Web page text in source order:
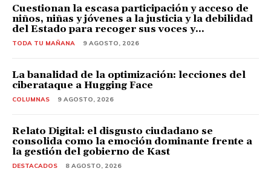
Cuestionan la escasa participación y acceso de
niños, niñas y jóvenes a la justicia y la debilidad
del Estado para recoger sus voces y...
TODA TU MAÑANA 9 AGOSTO, 2026
La banalidad de la optimización: lecciones del
ciberataque a Hugging Face
COLUMNAS 9 AGOSTO, 2026
Relato Digital: el disgusto ciudadano se
consolida como la emoción dominante frente a
la gestión del gobierno de Kast
DESTACADOS 8 AGOSTO, 2026